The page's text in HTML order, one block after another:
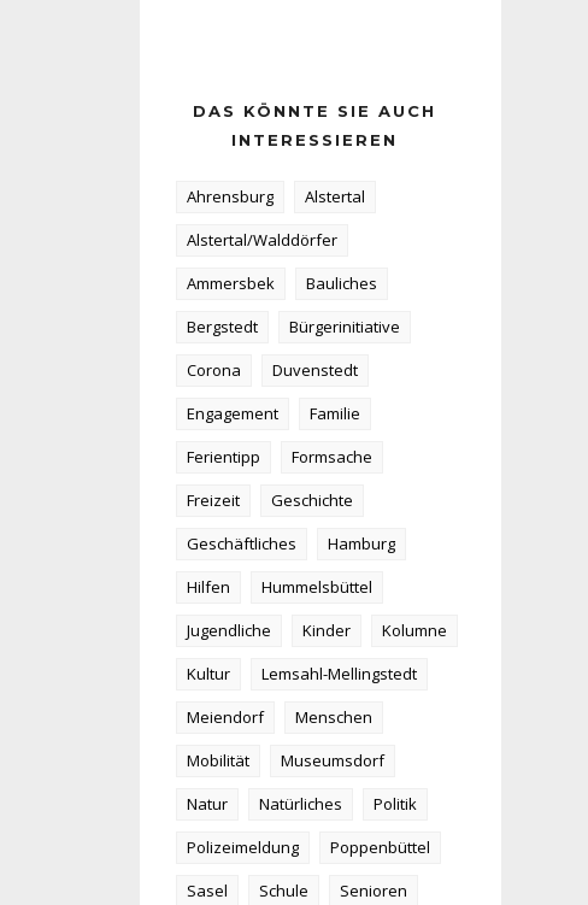
DAS KÖNNTE SIE AUCH
INTERESSIEREN
Ahrensburg
Alstertal
Alstertal/Walddörfer
Ammersbek
Bauliches
Bergstedt
Bürgerinitiative
Corona
Duvenstedt
Engagement
Familie
Ferientipp
Formsache
Freizeit
Geschichte
Geschäftliches
Hamburg
Hilfen
Hummelsbüttel
Jugendliche
Kinder
Kolumne
Kultur
Lemsahl-Mellingstedt
Meiendorf
Menschen
Mobilität
Museumsdorf
Natur
Natürliches
Politik
Polizeimeldung
Poppenbüttel
Sasel
Schule
Senioren